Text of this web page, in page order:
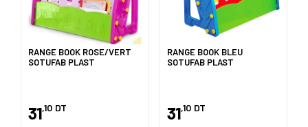
RANGE BOOK ROSE/VERT
SOTUFAB PLAST
31,10 DT
RANGE BOOK BLEU
SOTUFAB PLAST
31,10 DT